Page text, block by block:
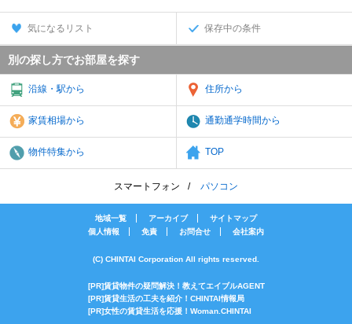
気になるリスト 保存中の条件
別の探し方でお部屋を探す
沿線・駅から 住所から
家賃相場から 通勤通学時間から
物件特集から TOP
スマートフォン パソコン
地域一覧 アーカイブ
サイトマップ
個人情報
免責 お問合せ 会社案内
(C) CHINTAI Corporation All rights reserved.
[PR]賃貸物件の疑問解決！教えてエイブルAGENT
[PR]賃貸生活の工夫を紹介！CHINTAI情報局
[PR]女性の賃貸生活を応援！Woman.CHINTAI